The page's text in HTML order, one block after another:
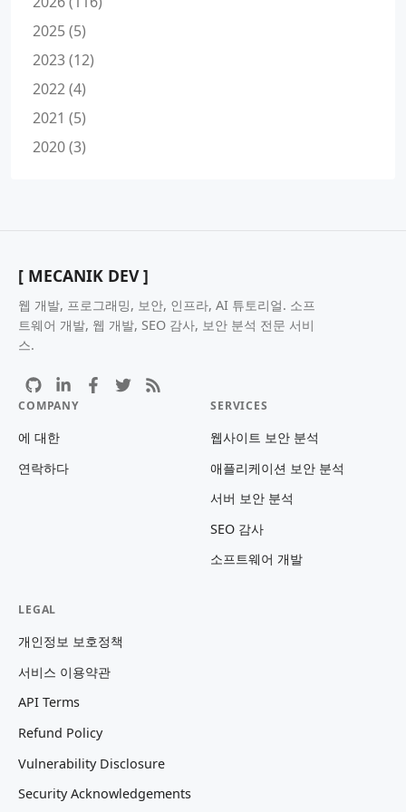
2025 (5)
2023 (12)
2022 (4)
2021 (5)
2020 (3)
[ MECANIK DEV ]
웹 개발, 프로그래밍, 보안, 인프라, AI 튜토리얼. 소프
트웨어 개발, 웹 개발, SEO 감사, 보안 분석 전문 서비
스.
COMPANY
에 대한
연락하다
SERVICES
웹사이트 보안 분석
애플리케이션 보안 분석
서버 보안 분석
SEO 감사
소프트웨어 개발
LEGAL
개인정보 보호정책
서비스 이용약관
API Terms
Refund Policy
Vulnerability Disclosure
Security Acknowledgements